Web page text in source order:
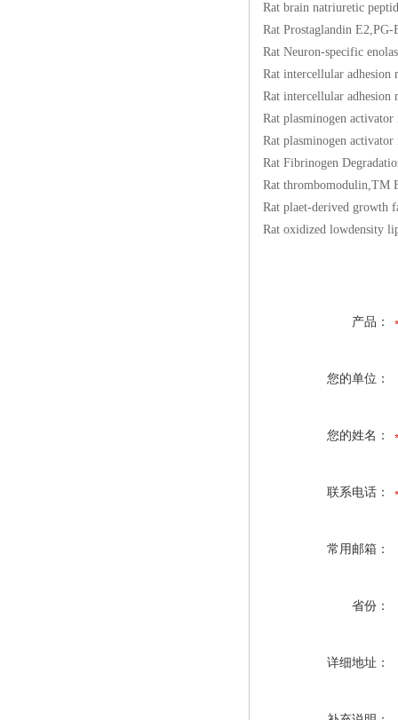
Rat brain natriuretic
Rat Prostaglandin
Rat Neuron-specific
Rat intercellular
Rat intercellular
Rat plasminogen
Rat plasminogen
Rat Fibrinogen
Rat
Rat plaet-derived
Rat oxidized lowdensity
产品：
您的单位：
您的姓名：
联系电话：
常用邮箱：
省份：
详细地址：